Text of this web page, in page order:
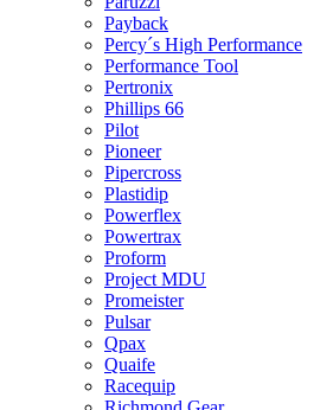
Payback
Percy´s High Performance
Performance Tool
Pertronix
Phillips 66
Pilot
Pioneer
Pipercross
Plastidip
Powerflex
Powertrax
Proform
Project MDU
Promeister
Pulsar
Qpax
Quaife
Racequip